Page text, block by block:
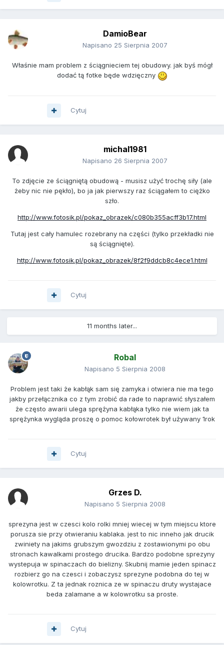
DamioBear
Napisano 25 Sierpnia 2007
Właśnie mam problem z ściągnieciem tej obudowy. jak byś mógł
dodać tą fotke będe wdzięczny
Cytuj
michal1981
Napisano 26 Sierpnia 2007
To zdjęcie ze ściągniętą obudową - musisz użyć trochę siły (ale
żeby nic nie pękło), bo ja jak pierwszy raz ściągałem to ciężko
szło.
http://www.fotosik.pl/pokaz_obrazek/c080b355acff3b17.html
Tutaj jest cały hamulec rozebrany na części (tylko przekładki nie
są ściągnięte).
http://www.fotosik.pl/pokaz_obrazek/8f2f9ddcb8c4ece1.html
Cytuj
11 months later...
Robal
Napisano 5 Sierpnia 2008
Problem jest taki że kabłąk sam się zamyka i otwiera nie ma tego
jakby przełącznika co z tym zrobić da rade to naprawić słyszałem
że często awarii ulega sprężyna kabłąka tylko nie wiem jak ta
sprężynka wygląda proszę o pomoc kołowrotek był używany 1rok
Cytuj
Grzes D.
Napisano 5 Sierpnia 2008
sprezyna jest w czesci kolo rolki mniej wiecej w tym miejscu ktore
porusza sie przy otwieraniu kablaka. jest to nic inneho jak drucik
zwiniety na jakims grubszym gwozdziu z zostawionymi po obu
stronach kawalkami prostego drucika. Bardzo podobne sprezyny
wystepuja w spinaczach do bielizny. Skubnij mamie jeden spinacz
rozbierz go na czesci i zobaczysz sprezyne podobna do tej w
kolowrotku. Z ta jednak roznica ze w spinaczu druty wystajace
beda zalamane a w kolowrotku sa proste.
Cytuj